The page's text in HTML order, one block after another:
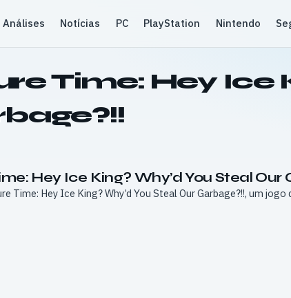
Análises Notícias PC PlayStation Nintendo
Time: Hey Ice
Hey Ice King? Why’d You Steal Our
Time: Hey Ice King? Why’d You Steal Our Garbage?!!, um